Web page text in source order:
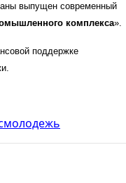
выпущен современный
комплекса».
поддержке